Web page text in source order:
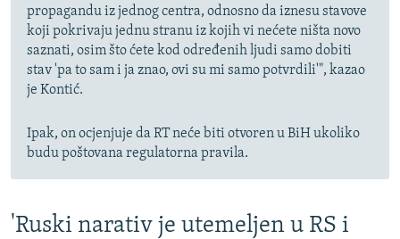
propagandu iz jednog centra, odnosno da iznesu stavove
koji pokrivaju jednu stranu iz kojih vi nećete ništa novo
saznati, osim što ćete kod određenih ljudi samo dobiti
stav 'pa to sam i ja znao, ovi su mi samo potvrdili'", kazao
je Kontić.
Ipak, on ocjenjuje da RT neće biti otvoren u BiH ukoliko
budu poštovana regulatorna pravila.
'Ruski narativ je utemeljen u RS i